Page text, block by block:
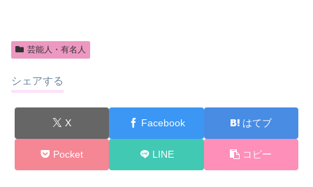
芸能人・有名人
シェアする
X Facebook はてブ
Pocket LINE コピー